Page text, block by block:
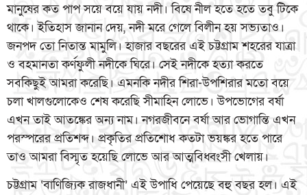
মানুষের কত পাপ সয়ে বয়ে যায় নদী। বিষে নীল হতে হতে তবু টিকে
থাকে। ইতিহাস জানান দেয়, নদী মরে গেলে বিলীন হয় সভ্যতাও।
জনপদ তো নিতান্ত মামুলি। হাজার বছরের এই চট্টগ্রাম শহরের যাত্রা
ও বহমানতা কর্ণফুলী নদীকে ঘিরে। সেই নদীকে হত্যা করতে
সবকিছুই আমরা করেছি। এমনকি নদীর শিরা-উপশিরার মতো বয়ে
চলা খালগুলোকেও শেষ করেছি সীমাহিন লোভে। উপভোগের বর্ষা
এখন তাই আতঙ্কের অন্য নাম। নগরজীবনে বর্ষা আর ভোগান্তি এখন
পরস্পরের প্রতিশব্দ। প্রকৃতির প্রতিশোধ কতটা ভয়ঙ্কর হতে পারে
তাও আমরা বিস্মৃত হয়েছি লোভে আর আত্মবিধ্বংসী খেলায়।
চট্টগ্রাম ‘বাণিজ্যিক রাজধানী’ এই উপাধি পেয়েছে বহু বছর হল। এই